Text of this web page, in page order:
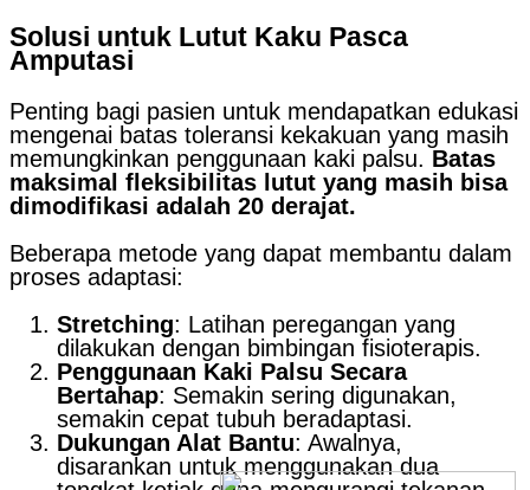
Solusi untuk Lutut Kaku Pasca
Amputasi
Penting bagi pasien untuk mendapatkan edukasi
mengenai batas toleransi kekakuan yang masih
memungkinkan penggunaan kaki palsu. Batas
maksimal fleksibilitas lutut yang masih bisa
dimodifikasi adalah 20 derajat.
Beberapa metode yang dapat membantu dalam
proses adaptasi:
Stretching: Latihan peregangan yang
dilakukan dengan bimbingan fisioterapis.
Penggunaan Kaki Palsu Secara
Bertahap: Semakin sering digunakan,
semakin cepat tubuh beradaptasi.
Dukungan Alat Bantu: Awalnya,
disarankan untuk menggunakan dua